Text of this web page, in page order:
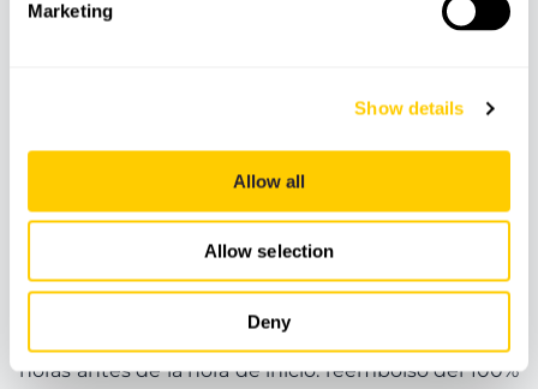
Marketing
Show details
Allow all
Allow selection
Deny
Meeting Point
Términos y condiciones de reserva
Cancelaciones o modificaciones realizadas hasta 24
horas antes de la hora de inicio: reembolso del 100%